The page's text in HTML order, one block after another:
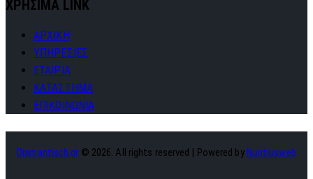
ΧΡΗΣΙΜΑ LINK
ΑΡΧΙΚΗ
ΥΠΗΡΕΣΙΕΣ
ΕΤΑΙΡΙΑ
ΚΑΤΑΣΤΗΜΑ
ΕΠΙΚΟΙΝΩΝΙΑ
Diamantisch.gr © 2026. All rights reserved | Powered byNuntiusweb